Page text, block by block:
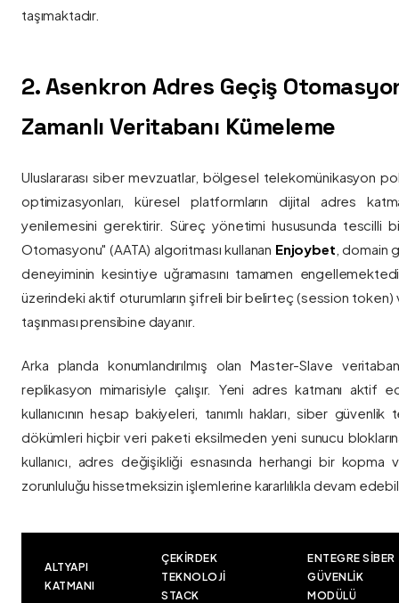
taşımaktadır.
2. Asenkron Adres Geçiş
Zamanlı Veritabanı Kümeleme
Uluslararası siber mevzuatlar, bölgesel telekomünikasyon
optimizasyonları, küresel platformların dijital adres
yenilemesini gerektirir. Süreç yönetimi hususunda tescilli
Otomasyonu" (AATA) algoritması kullanan Enjoybet , domain
deneyiminin kesintiye uğramasını tamamen
üzerindeki aktif oturumların şifreli bir belirteç (session token)
taşınması prensibine dayanır.
Arka planda konumlandırılmış olan Master-Slave
replikasyon mimarisiyle çalışır. Yeni adres katmanı aktif
kullanıcının hesap bakiyeleri, tanımlı hakları, siber
dökümleri hiçbir veri paketi eksilmeden yeni sunucu
kullanıcı, adres değişikliği esnasında herhangi bir
zorunluluğu hissetmeksizin işlemlerine kararlılıkla devam
ALTYAPI
KATMANI
ÇEKIRDEK
TEKNOLOJI
STACK
ENTEGRE SIBER
GÜVENLIK
MODÜLÜ